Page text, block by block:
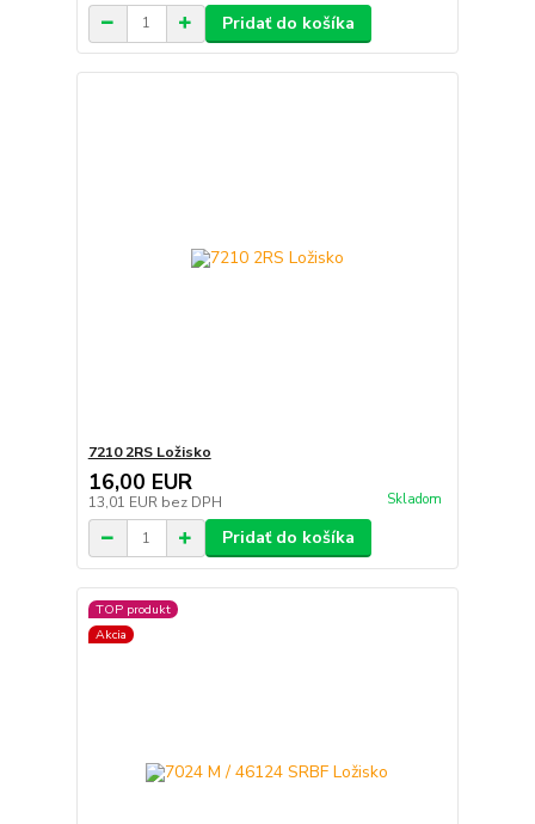
Pridať do košíka
7210 2RS Ložisko
16,00 EUR
13,01 EUR bez DPH Skladom
Pridať do košíka
TOP produkt
Akcia